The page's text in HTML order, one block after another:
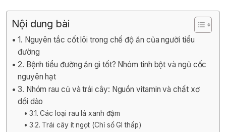
Nội dung bài
1. Nguyên tắc cốt lõi trong chế độ ăn của người tiểu
đường
2. Bệnh tiểu đường ăn gì tốt? Nhóm tinh bột và ngũ cốc
nguyên hạt
3. Nhóm rau củ và trái cây: Nguồn vitamin và chất xơ
dồi dào
3.1. Các loại rau lá xanh đậm
3.2. Trái cây ít ngọt (Chỉ số GI thấp)